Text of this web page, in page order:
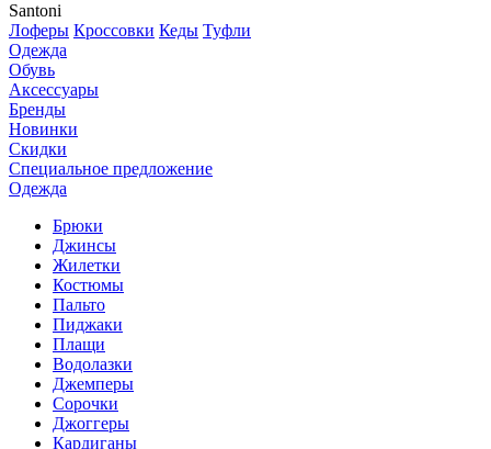
Santoni
Лоферы Кроссовки Кеды Туфли
Одежда
Обувь
Аксессуары
Бренды
Новинки
Скидки
Специальное предложение
Одежда
Брюки
Джинсы
Жилетки
Костюмы
Пальто
Пиджаки
Плащи
Водолазки
Джемперы
Сорочки
Джоггеры
Кардиганы